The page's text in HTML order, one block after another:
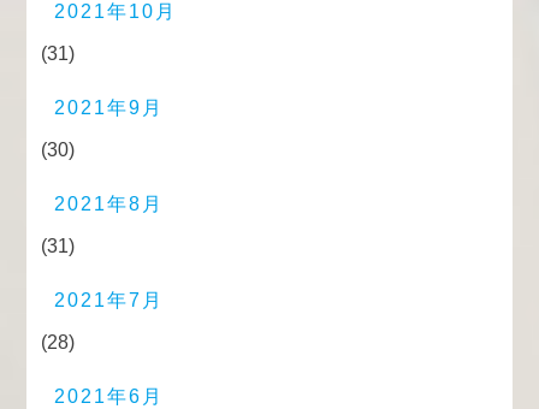
2021年10月
(31)
2021年9月
(30)
2021年8月
(31)
2021年7月
(28)
2021年6月